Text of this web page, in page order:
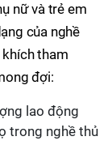
nữ và trẻ em
của nghề
tham
đợi:
lao động
trong nghề thủ